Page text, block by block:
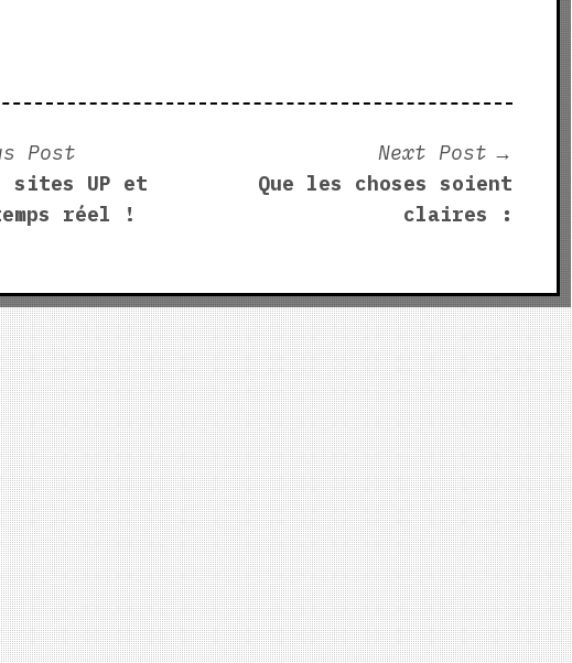
PostPrevious
post:
sites UP et
temps réel !
Next Post
post:
Que les choses soient
claires :